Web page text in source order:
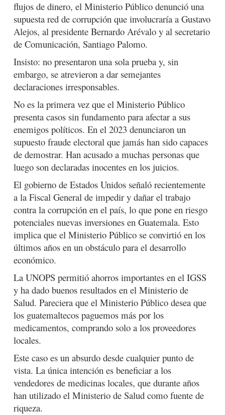
flujos de dinero, el Ministerio Público denunció una
supuesta red de corrupción que involucraría a Gustavo
Alejos, al presidente Bernardo Arévalo y al secretario
de Comunicación, Santiago Palomo.
Insisto: no presentaron una sola prueba y, sin
embargo, se atrevieron a dar semejantes
declaraciones irresponsables.
No es la primera vez que el Ministerio Público
presenta casos sin fundamento para afectar a sus
enemigos políticos. En el 2023 denunciaron un
supuesto fraude electoral que jamás han sido capaces
de demostrar. Han acusado a muchas personas que
luego son declaradas inocentes en los juicios.
El gobierno de Estados Unidos señaló recientemente
a la Fiscal General de impedir y dañar el trabajo
contra la corrupción en el país, lo que pone en riesgo
potenciales nuevas inversiones en Guatemala. Esto
implica que el Ministerio Público se convirtió en los
últimos años en un obstáculo para el desarrollo
económico.
La UNOPS permitió ahorros importantes en el IGSS
y ha dado buenos resultados en el Ministerio de
Salud. Pareciera que el Ministerio Público desea que
los guatemaltecos paguemos más por los
medicamentos, comprando solo a los proveedores
locales.
Este caso es un absurdo desde cualquier punto de
vista. La única intención es beneficiar a los
vendedores de medicinas locales, que durante años
han utilizado el Ministerio de Salud como fuente de
riqueza.